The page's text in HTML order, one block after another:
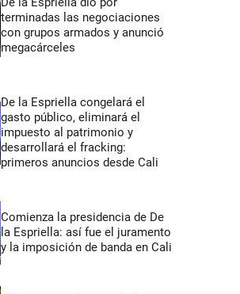
terminadas las negociaciones
con grupos armados y anunció
megacárceles
De la Espriella congelará el
gasto público, eliminará el
impuesto al patrimonio y
desarrollará el fracking:
primeros anuncios desde Cali
Comienza la presidencia de De
la Espriella: así fue el juramento
y la imposición de banda en Cali